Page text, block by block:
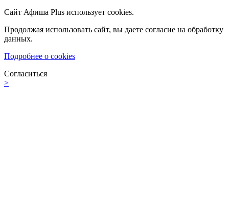
Сайт Афиша Plus использует cookies.
Продолжая использовать сайт, вы даете согласие на обработку
данных.
Подробнее о cookies
Согласиться
>